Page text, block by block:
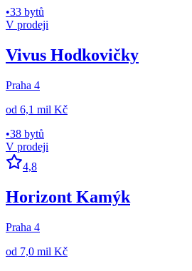
•33 bytů
V prodeji
Vivus Hodkovičky
Praha 4
od 6,1 mil Kč
•38 bytů
V prodeji
4,8
Horizont Kamýk
Praha 4
od 7,0 mil Kč